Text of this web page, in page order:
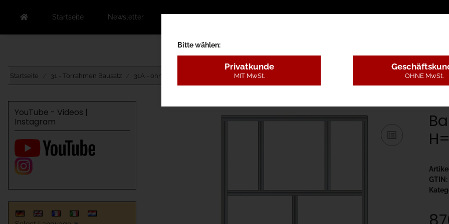
Startseite Newsletter
Startseite 31 - Torrahmen Bausatz 31A - ohne Torbelag 31AC - B=1,3-2m, H=3,1-5m Bausatz Torrahmen B=1900, H=4500
GTIN:
YouTube - Videos |
Instagram
Bitte wählen:
Privatkunde
MIT MwSt. OHNE MwSt.